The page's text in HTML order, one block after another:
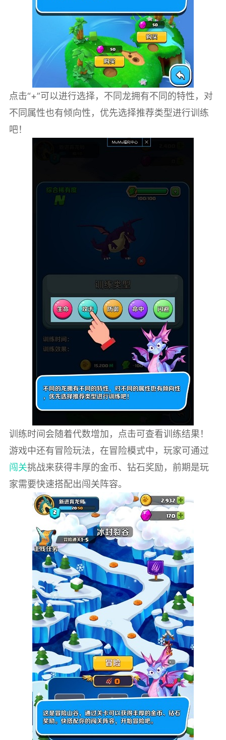
点击“+”可以进行选择，不同龙拥有不同的特性，对
不同属性也有倾向性，优先选择推荐类型进行训练
吧！
训练时间会随着代数增加，点击可查看训练结果！
游戏中还有冒险玩法，在冒险模式中，玩家可通过
闯关挑战来获得丰厚的金币、钻石奖励，前期是玩
家需要快速搭配出闯关阵容。